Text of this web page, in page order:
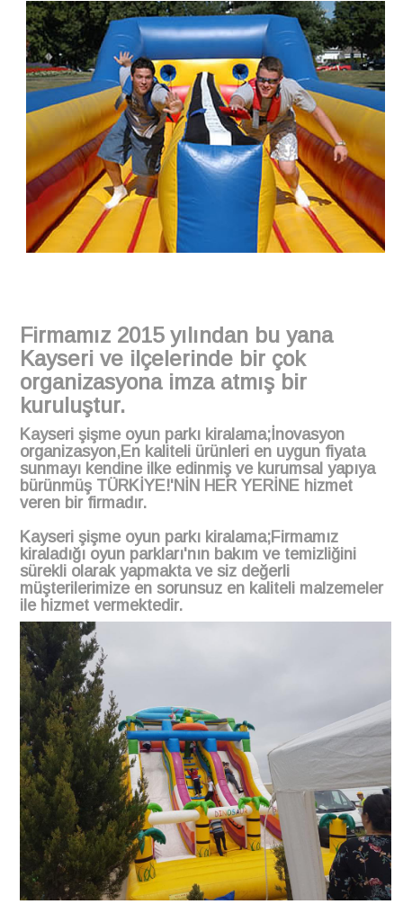
Firmamız 2015 yılından bu yana
Kayseri ve ilçelerinde bir çok
organizasyona imza atmış bir
kuruluştur.
Kayseri şişme oyun parkı kiralama;İnovasyon
organizasyon,En kaliteli ürünleri en uygun fiyata
sunmayı kendineilke edinmiş ve kurumsal yapıya
bürünmüş TÜRKİYE!'NİN HER YERİNE hizmet
veren bir firmadır.
Kayseri şişme oyun parkı kiralama;Firmamız
kiraladığı oyun parkları'nın bakım ve temizliğini
sürekli olarak yapmakta ve siz değerli
müşterilerimize en sorunsuz en kaliteli malzemeler
ile hizmet vermektedir.